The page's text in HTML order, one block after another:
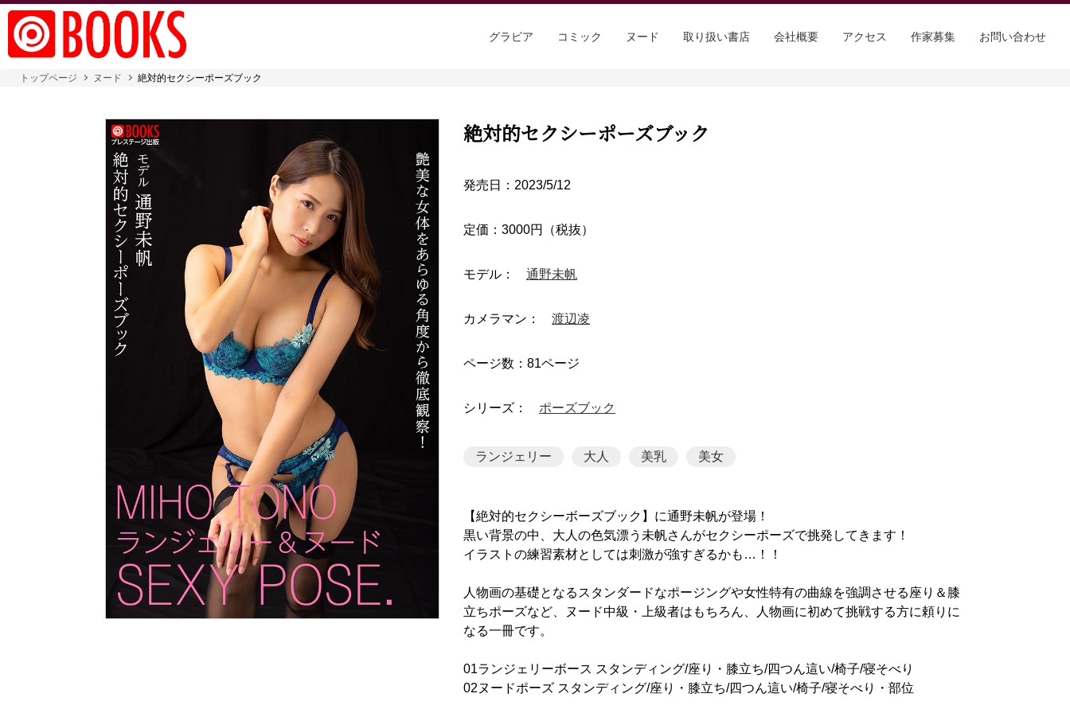
グラビア コミック ヌード 取り扱い書店 会社概要 アクセス 作家募集 お問い合わせ
トップページ ヌード 絶対的セクシーポーズブック
絶対的セクシーポーズブック
発売日：2023/5/12
定価：3000円（税抜）
モデル： 通野未帆
カメラマン： 渡辺凌
ページ数：81ページ
シリーズ： ポーズブック
ランジェリー 大人 美乳 美女
【絶対的セクシーボーズブック】に通野未帆が登場！
黒い背景の中、大人の色気漂う未帆さんがセクシーポーズで挑発してきます！
イラストの練習素材としては刺激が強すぎるかも…！！
人物画の基礎となるスタンダードなポージングや女性特有の曲線を強調させる座り＆膝
立ちポーズなど、ヌード中級・上級者はもちろん、人物画に初めて挑戦する方に頼りに
なる一冊です。
01ランジェリーボース スタンディング/座り・膝立ち/四つん這い/椅子/寝そべり
02ヌードポーズ スタンディング/座り・膝立ち/四つん這い/椅子/寝そべり・部位